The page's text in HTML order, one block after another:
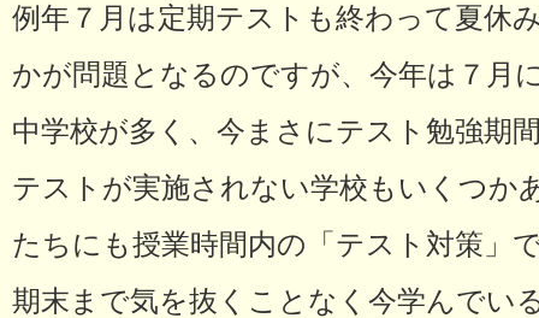
例年７月は定期テストも終わって夏休
かが問題となるのですが、今年は７月
中学校が多く、今まさにテスト勉強期
テストが実施されない学校もいくつか
たちにも授業時間内の「テスト対策」
期末まで気を抜くことなく今学んでい